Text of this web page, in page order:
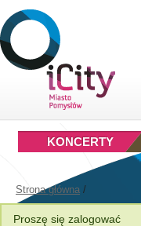
KONCERTY
Strona główna /
Proszę się zalogować